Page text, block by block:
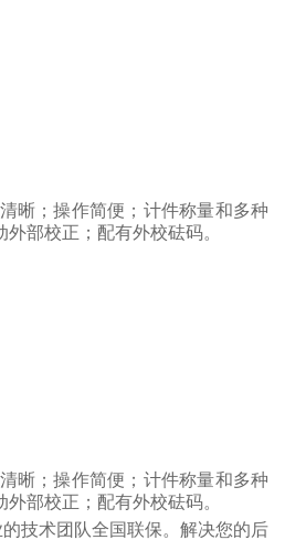
晰；操作简便；计件称量和多种
部校正；配有外校砝码。
晰；操作简便；计件称量和多种
部校正；配有外校砝码。
技术团队全国联保。解决您的后